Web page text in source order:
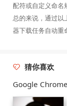
配符或自定义命名
总的来说，通过以
器下载任务自动重
猜你喜欢
Google